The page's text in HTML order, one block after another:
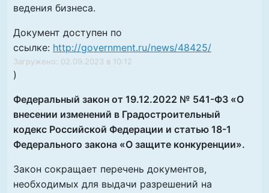
ведения бизнеса.
Документ доступен по
ссылке: http://government.ru/news/48425/
Загружено: 02.09.2023 в 10:12
)
Федеральный закон от 19.12.2022 № 541-ФЗ «О
внесении изменений в Градостроительный
кодекс Российской Федерации и статью 18-1
Федерального закона «О защите конкуренции».
Закон сокращает перечень документов,
необходимых для выдачи разрешений на